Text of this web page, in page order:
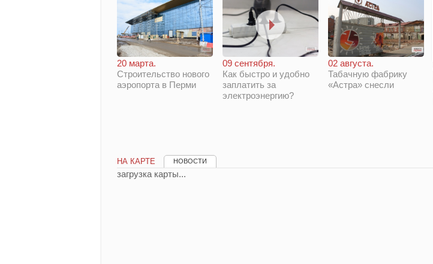
20 марта.
Строительство нового
аэропорта в Перми
09 сентября.
Как быстро и удобно
заплатить за
электроэнергию?
02 августа.
Табачную фабрику
«Астра» снесли
НА КАРТЕ НОВОСТИ
загрузка карты...